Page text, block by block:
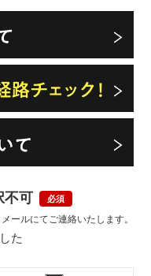
不可
た
ールにてご連絡いたします。